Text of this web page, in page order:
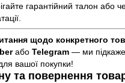
гарантійний талон або
щодо конкретного
або Telegram — ми
вашої покупки!
та повернення